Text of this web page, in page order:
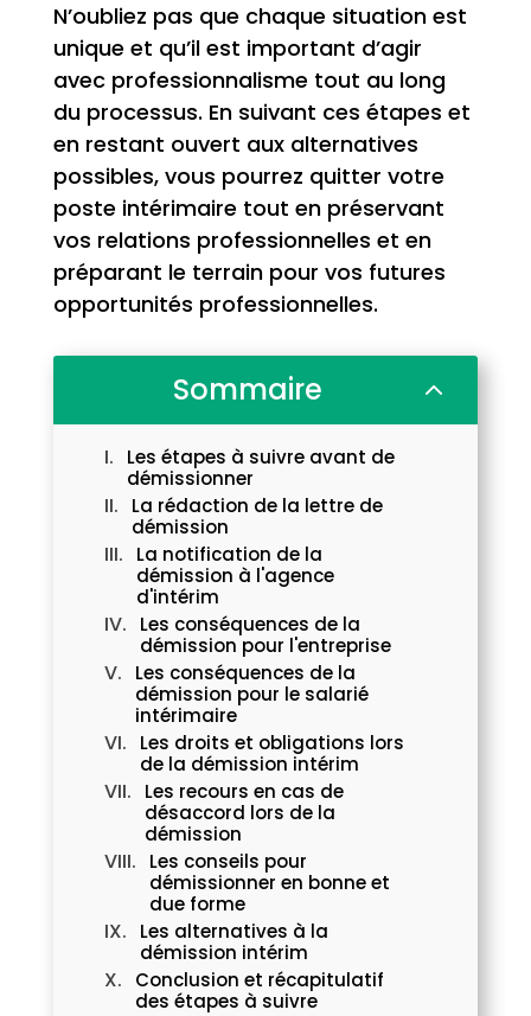
N’oubliez pas que chaque situation est
unique et qu’il est important d’agir
avec professionnalisme tout au long
du processus. En suivant ces étapes et
en restant ouvert aux alternatives
possibles, vous pourrez quitter votre
poste intérimaire tout en préservant
vos relations professionnelles et en
préparant le terrain pour vos futures
opportunités professionnelles.
Sommaire 2
Les étapes à suivre avant de
démissionner
La rédaction de la lettre de
démission
La notification de la
démission à l'agence
d'intérim
Les conséquences de la
démission pour l'entreprise
Les conséquences de la
démission pour le salarié
intérimaire
Les droits et obligations lors
de la démission intérim
Les recours en cas de
désaccord lors de la
démission
Les conseils pour
démissionner en bonne et
due forme
Les alternatives à la
démission intérim
Conclusion et récapitulatif
des étapes à suivre